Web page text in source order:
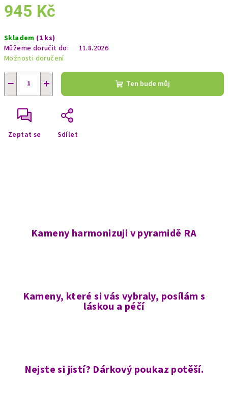
945 Kč
cena:
Skladem (1 ks)
Můžeme doručit do:
11.8.2026
Možnosti doručení
+
− Ten bude můj
Zeptat se Sdílet
Kameny harmonizuji v pyramidě RA
Kameny, které si vás vybraly, posílám s
láskou a péčí
Nejste si jistí? Dárkový poukaz potěší.